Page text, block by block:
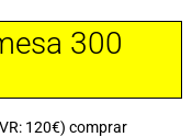
300
120€) comprar